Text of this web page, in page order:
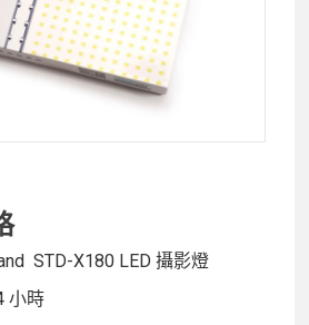
STD-X180 LED 攝影燈
小時